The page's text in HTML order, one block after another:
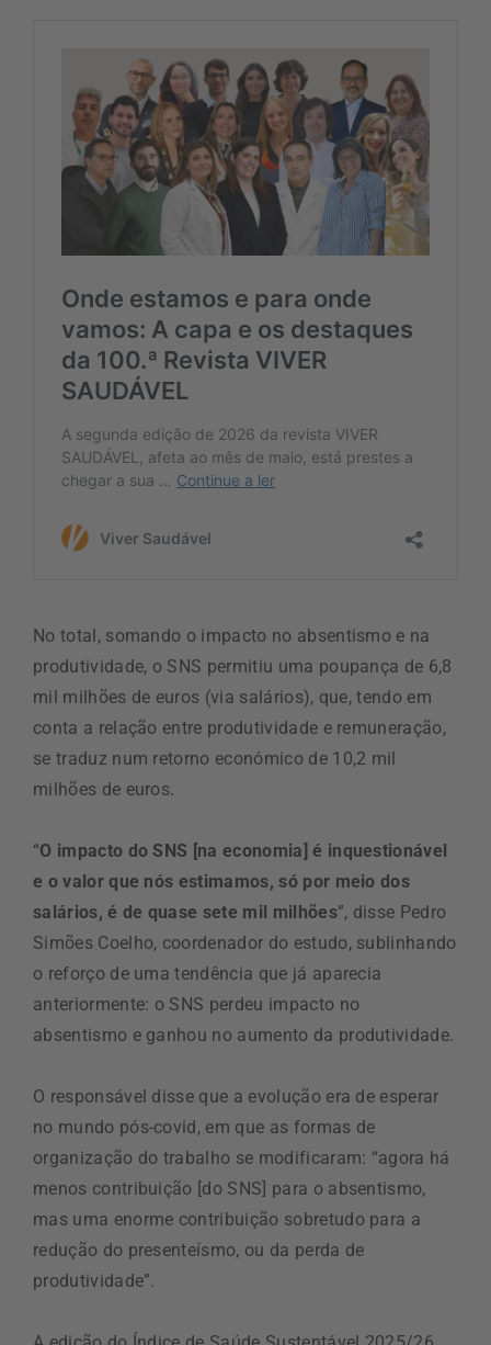
No total, somando o impacto no absentismo e na
produtividade, o SNS permitiu uma poupança de 6,8
mil milhões de euros (via salários), que, tendo em
conta a relação entre produtividade e remuneração,
se traduz num retorno económico de 10,2 mil
milhões de euros.
“O impacto do SNS [na economia] é inquestionável
e o valor que nós estimamos, só por meio dos
salários, é de quase sete mil milhões”, disse Pedro
Simões Coelho, coordenador do estudo, sublinhando
o reforço de uma tendência que já aparecia
anteriormente: o SNS perdeu impacto no
absentismo e ganhou no aumento da produtividade.
O responsável disse que a evolução era de esperar
no mundo pós-covid, em que as formas de
organização do trabalho se modificaram: “agora há
menos contribuição [do SNS] para o absentismo,
mas uma enorme contribuição sobretudo para a
redução do presenteísmo, ou da perda de
produtividade”.